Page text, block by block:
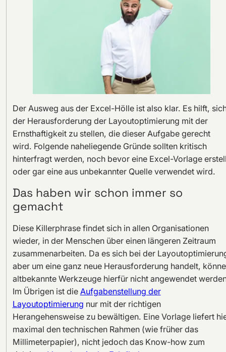
Der Ausweg aus der Excel-Hölle ist also klar. Es hilft,
der Herausforderung der Layoutoptimierung mit der
Ernsthaftigkeit zu stellen, die dieser Aufgabe gerecht
wird. Folgende naheliegende Gründe sollten kritisch
hinterfragt werden, noch bevor eine Excel-Vorlage
oder gar eine aus unbekannter Quelle verwendet wird.
Das haben wir schon immer so
gemacht
Diese Killerphrase findet sich in allen Organisationen
wieder, in der Menschen über einen längeren Zeitraum
zusammenarbeiten. Da es sich bei der
aber um eine ganz neue Herausforderung handelt,
altbekannte Werkzeuge hierfür nicht angewendet
Im Übrigen ist die Aufgabenstellung der
Layoutoptimierung nur mit der richtigen
Herangehensweise zu bewältigen. Eine Vorlage liefert
maximal den technischen Rahmen (wie früher das
Millimeterpapier), nicht jedoch das Know-how zum